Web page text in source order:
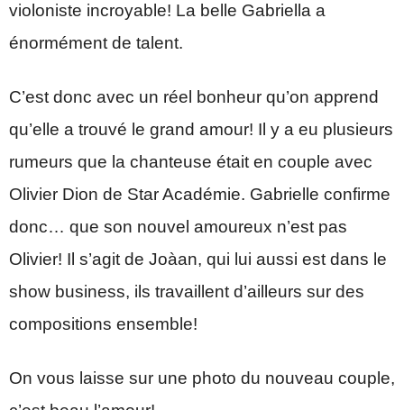
violoniste incroyable! La belle Gabriella a
énormément de talent.
C’est donc avec un réel bonheur qu’on apprend
qu’elle a trouvé le grand amour! Il y a eu plusieurs
rumeurs que la chanteuse était en couple avec
Olivier Dion de Star Académie. Gabrielle confirme
donc… que son nouvel amoureux n’est pas
Olivier! Il s’agit de Joàan, qui lui aussi est dans le
show business, ils travaillent d’ailleurs sur des
compositions ensemble!
On vous laisse sur une photo du nouveau couple,